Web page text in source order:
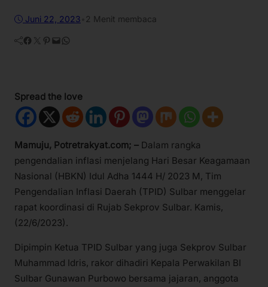
Juni 22, 2023 2 Menit membaca
Facebook Twitter Pinterest Mail WhatsApp
Spread the love
Mamuju, Potretrakyat.com; – Dalam rangka
pengendalian inflasi menjelang Hari Besar Keagamaan
Nasional (HBKN) Idul Adha 1444 H/ 2023 M, Tim
Pengendalian Inflasi Daerah (TPID) Sulbar menggelar
rapat koordinasi di Rujab Sekprov Sulbar. Kamis,
(22/6/2023).
Dipimpin Ketua TPID Sulbar yang juga Sekprov Sulbar
Muhammad Idris, rakor dihadiri Kepala Perwakilan BI
Sulbar Gunawan Purbowo bersama jajaran, anggota